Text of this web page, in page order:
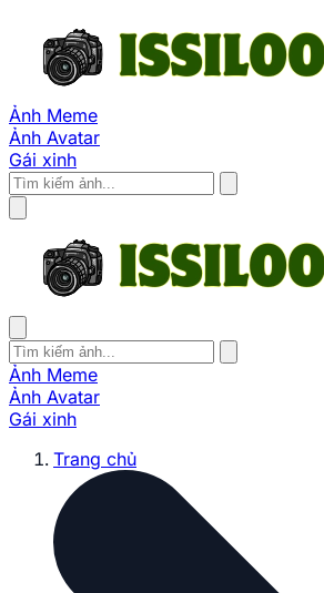
Ảnh Meme
Ảnh Avatar
Gái xinh
Ảnh Meme
Ảnh Avatar
Gái xinh
Trang chủ